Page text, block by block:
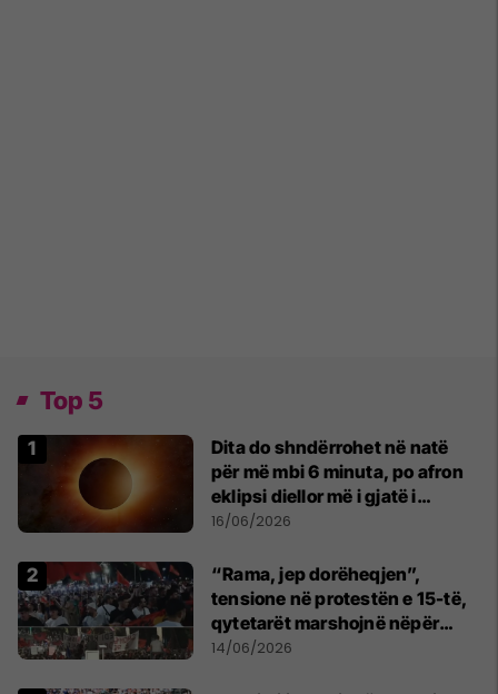
Top 5
Dita do shndërrohet në natë
për më mbi 6 minuta, po afron
eklipsi diellor më i gjatë i
shekullit të 21-të
16/06/2026
“Rama, jep dorëheqjen”,
tensione në protestën e 15-të,
qytetarët marshojnë nëpër
kryeqytet
14/06/2026